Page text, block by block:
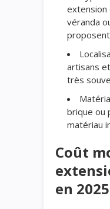
extension
véranda
artisans
très
brique ou
matériau
Coût
en 2025